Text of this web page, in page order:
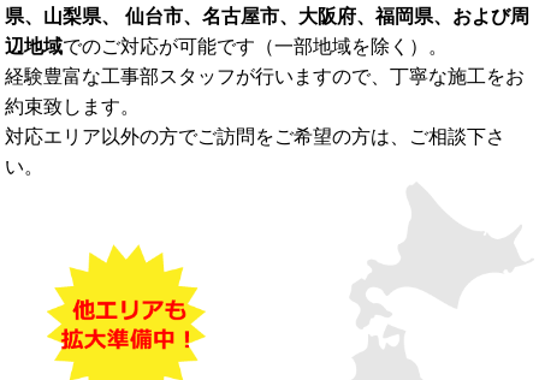
県、山梨県、 仙台市、名古屋市、大阪府、福岡県、および周
辺地域でのご対応が可能です（一部地域を除く）。
経験豊富な工事部スタッフが行いますので、丁寧な施工をお
約束致します。
対応エリア以外の方でご訪問をご希望の方は、ご相談下さ
い。